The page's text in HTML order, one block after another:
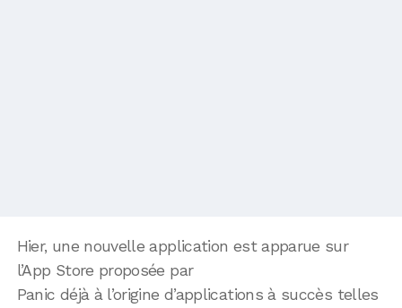
Hier, une nouvelle application est apparue sur
l’App Store proposée par
Panic déjà à l’origine d’applications à succès telles